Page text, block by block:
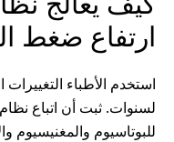
ارتفاع ضغط
استخدم الأطباء التغييرات
لسنوات. ثبت أن اتباع
للبوتاسيوم